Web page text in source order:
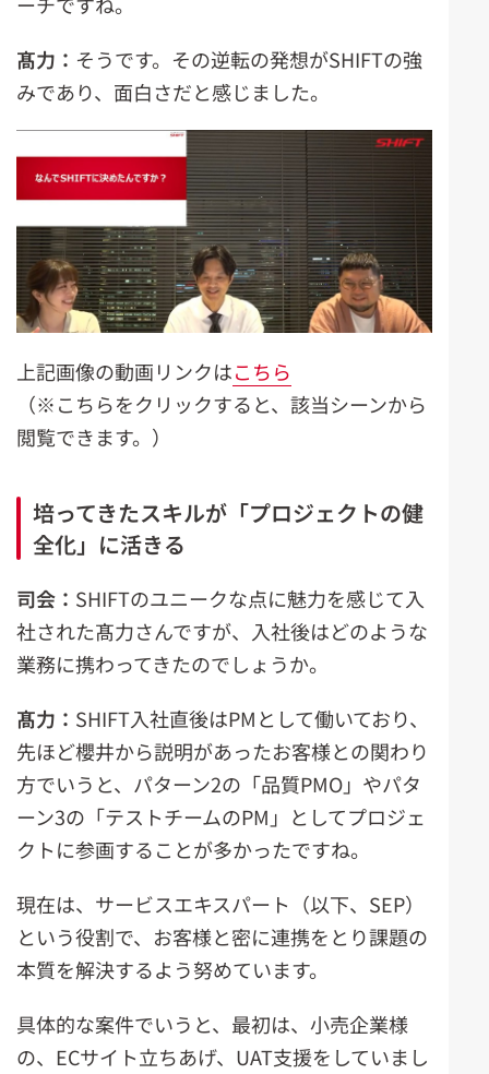
髙力： そうです。その逆転の発想がSHIFTの強
みであり、面白さだと感じました。
上記画像の動画リンクはこちら
（※こちらをクリックすると、該当シーンから
閲覧できます。）
培ってきたスキルが「プロジェクトの健
全化」に活きる
司会： SHIFTのユニークな点に魅力を感じて入
社された髙力さんですが、入社後はどのような
業務に携わってきたのでしょうか。
髙力： SHIFT入社直後はPMとして働いており、
先ほど櫻井から説明があったお客様との関わり
方でいうと、パターン2の「品質PMO」やパタ
ーン3の「テストチームのPM」としてプロジェ
クトに参画することが多かったですね。
現在は、サービスエキスパート（以下、SEP）
という役割で、お客様と密に連携をとり課題の
本質を解決するよう努めています。
具体的な案件でいうと、最初は、小売企業様
の、ECサイト立ちあげ、UAT支援をしていまし